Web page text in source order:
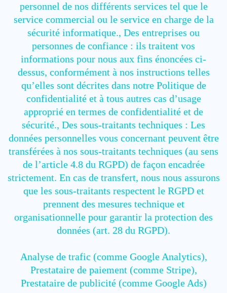
personnel de nos différents services tel que le
service commercial ou le service en charge de la
sécurité informatique., Des entreprises ou
personnes de confiance : ils traitent vos
informations pour nous aux fins énoncées ci-
dessus, conformément à nos instructions telles
qu’elles sont décrites dans notre Politique de
confidentialité et à tous autres cas d’usage
approprié en termes de confidentialité et de
sécurité., Des sous-traitants techniques : Les
données personnelles vous concernant peuvent être
transférées à nos sous-traitants techniques (au sens
de l’article 4.8 du RGPD) de façon encadrée
strictement. En cas de transfert, nous nous assurons
que les sous-traitants respectent le RGPD et
prennent des mesures technique et
organisationnelle pour garantir la protection des
données (art. 28 du RGPD).
Analyse de trafic (comme Google Analytics),
Prestataire de paiement (comme Stripe),
Prestataire de publicité (comme Google Ads)